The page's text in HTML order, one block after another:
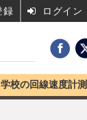
学校の回線速度計測
録 ログイン